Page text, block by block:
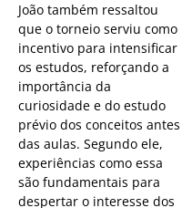
João também ressaltou
que o torneio serviu como
incentivo para intensificar
os estudos, reforçando a
importância da
curiosidade e do estudo
prévio dos conceitos antes
das aulas. Segundo ele,
experiências como essa
são fundamentais para
despertar o interesse dos